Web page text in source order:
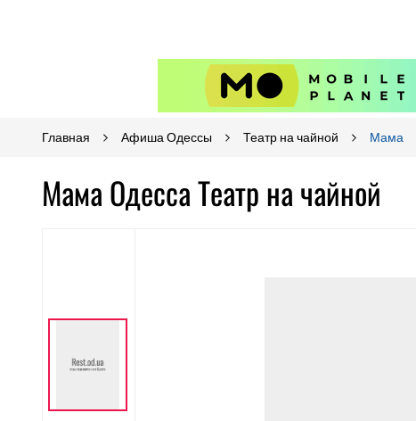
Главная Афиша Одессы Театр на чайной Мама
Мама Одесса Театр на чайной